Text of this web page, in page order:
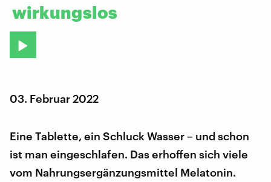
wirkungslos
03. Februar 2022
Eine Tablette, ein Schluck Wasser – und schon
ist man eingeschlafen. Das erhoffen sich viele
vom Nahrungsergänzungsmittel Melatonin.